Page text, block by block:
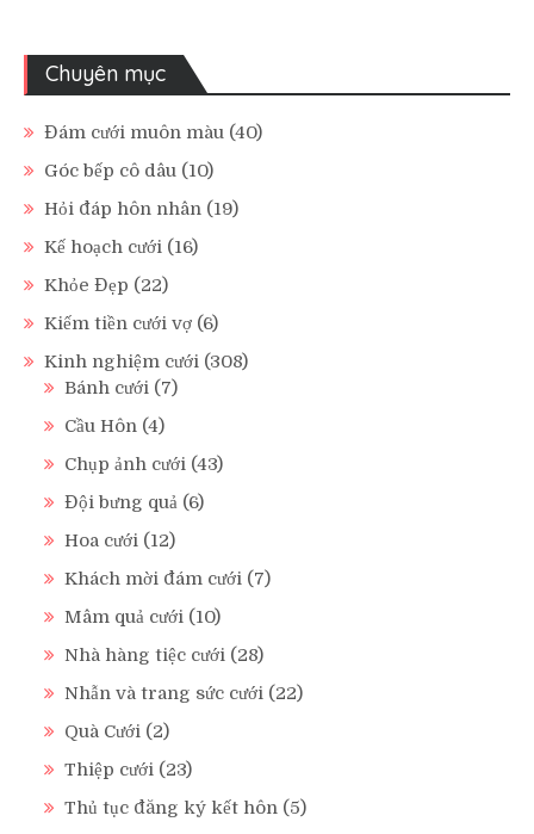
Chuyên mục
Đám cưới muôn màu (40)
Góc bếp cô dâu (10)
Hỏi đáp hôn nhân (19)
Kế hoạch cưới (16)
Khỏe Đẹp (22)
Kiếm tiền cưới vợ (6)
Kinh nghiệm cưới (308)
Bánh cưới (7)
Cầu Hôn (4)
Chụp ảnh cưới (43)
Đội bưng quả (6)
Hoa cưới (12)
Khách mời đám cưới (7)
Mâm quả cưới (10)
Nhà hàng tiệc cưới (28)
Nhẫn và trang sức cưới (22)
Quà Cưới (2)
Thiệp cưới (23)
Thủ tục đăng ký kết hôn (5)